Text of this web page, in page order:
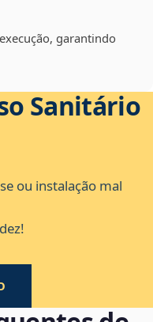
garantindo
Sanitário
ou instalação mal